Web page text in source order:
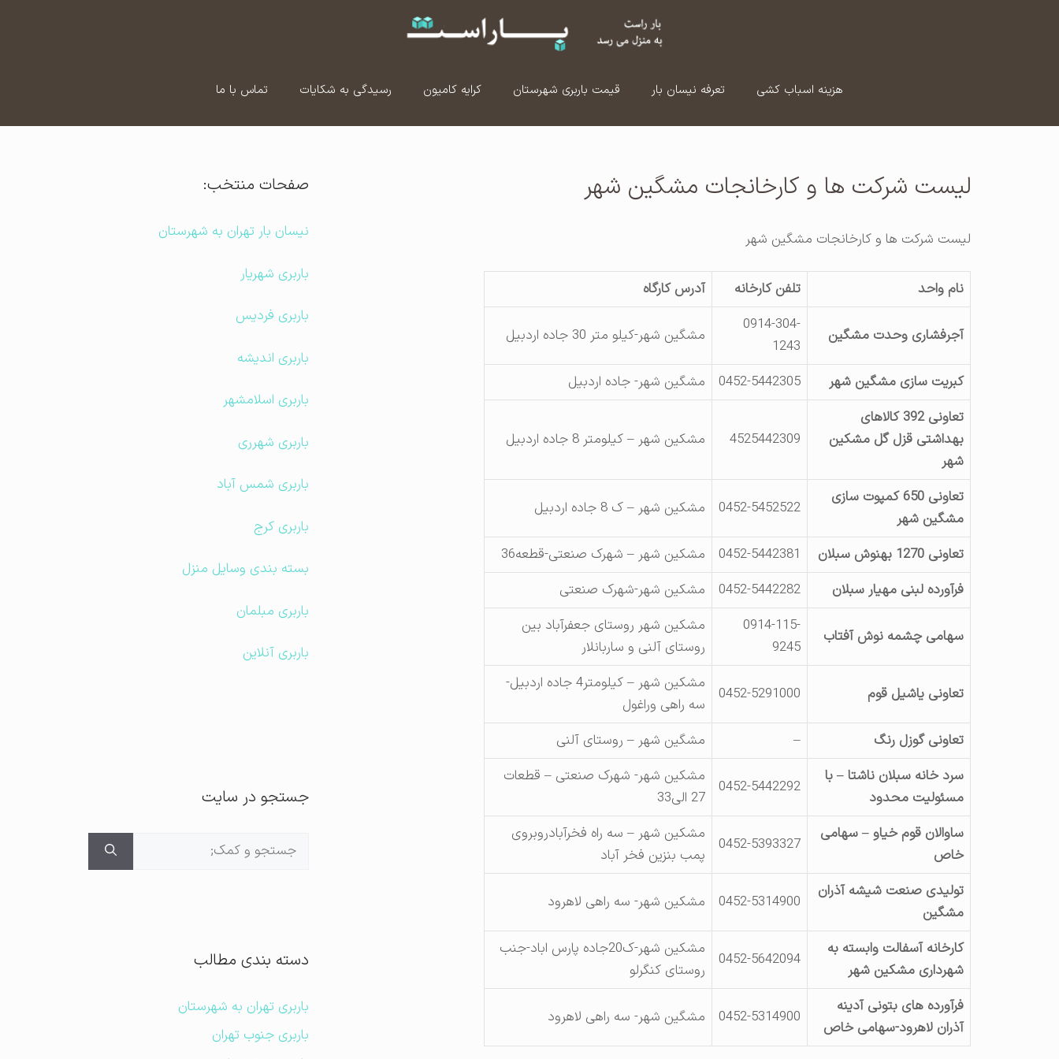
هزینه اسباب کشی تعرفه نیسان بار قیمت باربری شهرستان کرایه کامیون رسیدگی به شکایات تماس با ما
لیست شرکت ها و کارخانجات مشگین شهر
لیست شرکت ها و کارخانجات مشگین شهر
نام واحد تلفن کارخانه آدرس کارگاه
آجرفشاری وحدت مشگین
0914-304-
1243
مشگین شهر-کیلو متر 30 جاده اردبیل
کبریت سازی مشگین شهر 0452-5442305
مشگین شهر- جاده اردبیل
تعاونی 392 کالاهای
بهداشتی قزل گل مشکین
شهر
4525442309 مشکین شهر – کیلومتر 8 جاده اردبیل
تعاونی 650 کمپوت سازی
مشگین شهر
0452-5452522 مشکین شهر – ک 8 جاده اردبیل
تعاونی 1270 بهنوش سبلان 0452-5442381
مشکین شهر – شهرک صنعتی-قطعه36
فرآورده لبنی مهیار سبلان
0452-5442282 مشکین شهر-شهرک صنعتی
سهامی چشمه نوش آفتاب
0914-115-
9245
مشکین شهر روستای جعفرآباد بین
روستای آلنی و ساربانلار
تعاونی یاشیل قوم 0452-5291000
مشکین شهر – کیلومتر4 جاده اردبیل-
سه راهی وراغول
تعاونی گوزل رنگ
–
مشگین شهر – روستای آلنی
سرد خانه سبلان ناشتا – با
مسئولیت محدود
0452-5442292
مشکین شهر- شهرک صنعتی – قطعات
27 الی33
ساوالان قوم خیاو – سهامی
خاص
0452-5393327
مشکین شهر – سه راه فخرآبادروبروی
پمب بنزین فخر آباد
تولیدی صنعت شیشه آذران
مشگین
0452-5314900 مشکین شهر- سه راهی لاهرود
کارخانه آسفالت وابسته به
شهرداری مشکین شهر
0452-5642094
مشکین شهر-ک20جاده پارس اباد-جنب
روستای کنگرلو
فرآورده های بتونی آدینه
آذران لاهرود-سهامی خاص
0452-5314900 مشگین شهر- سه راهی لاهرود
صفحات منتخب:
نیسان بار تهران به شهرستان
باربری شهریار
باربری فردیس
باربری اندیشه
باربری اسلامشهر
باربری شهرری
باربری شمس آباد
باربری کرج
بسته بندی وسایل منزل
باربری مبلمان
باربری آنلاین
جستجو در سایت
جستجوی
دسته بندی مطالب
باربری تهران به شهرستان
باربری جنوب تهران